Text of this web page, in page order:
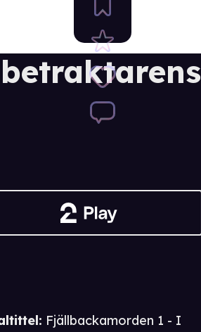
Fjällbackamorden 1 - I